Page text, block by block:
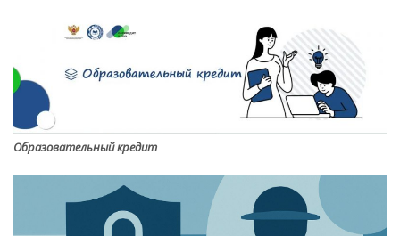
Образовательный кредит